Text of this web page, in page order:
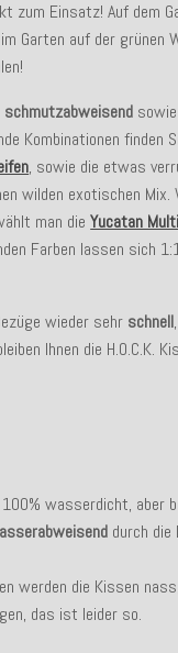
zum Einsatz! Auf dem
Garten auf der grünen
schmutzabweisend
Kombinationen finden
, sowie die etwas
wilden exotischen Mix.
man dieYucatan
Farben lassen sich
wieder sehr schnell
Ihnen die H.O.C.K.
wasserdicht, aber
durch die
werden die Kissen
das ist leider so.